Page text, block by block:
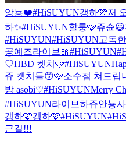
앙뇽❤️#HiSUYUN갱하🩷저
하✨#HiSUYUN할룽🩷쥬슌😃
#HiSUYUN#HiSUYUN고독
공예즈라이브🎀#HiSUYUN
♡HBD 켓치🩷#HiSUYUN
쥬 켓치들😙🩷소수점 쳐드립
방 asobi♡#HiSUYUNMerry
#HiSUYUN라이브하쥬안뇽
갱하🩷갱하🩷#HiSUYUN
근길!!!